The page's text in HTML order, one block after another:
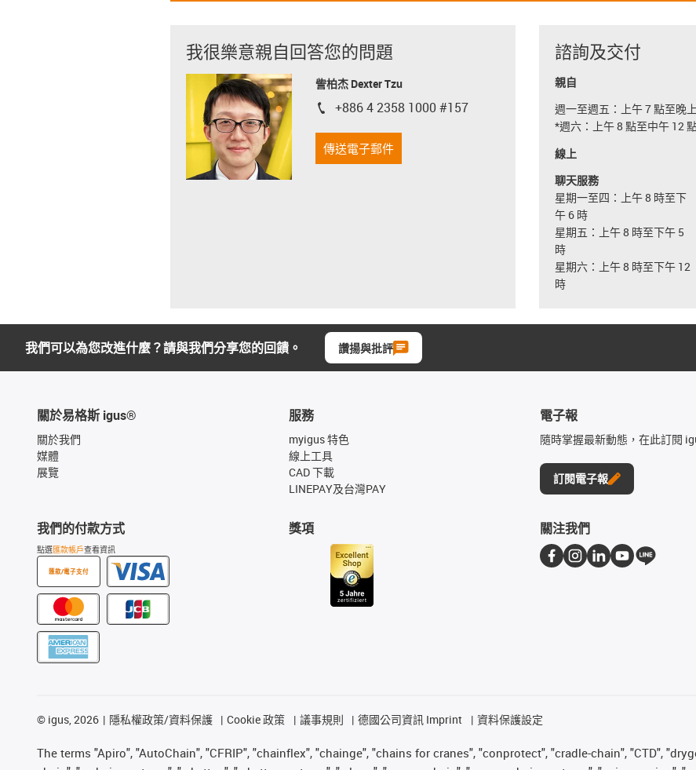
我很樂意親自回答您的問題
訾柏杰 Dexter Tzu
igus-icon-phone
+886 4 2358 1000 #157
傳送電子郵件
諮詢及交付
親自
週一至週五：上午 7 點至晚
*週六：上午 8 點至中午 12
線上
聊天服務
星期一至四：上午 8 時至下
午 6 時
星期五：上午 8 時至下午 5
時
星期六：上午 8 時至下午 12
時
我們可以為您改進什麼？請與我們分享您的回饋。 讚揚與批評
關於易格斯 igus®
關於我們
媒體
展覽
我們的付款方式
點選匯款帳戶查看資訊
匯款/電子支付
服務
myigus 特色
線上工具
CAD 下載
LINEPAY及台灣PAY
獎項
電子報
隨時掌握最新動態，在此訂閱
訂閱電子報
關注我們
© igus, 2026 隱私權政策/資料保護 Cookie 政策 議事規則 德國公司資訊 Imprint 資料保護設定
The terms "Apiro", "AutoChain", "CFRIP", "chainflex", "chainge", "chains for cranes", "conprotect", "cradle-chain", "CTD",